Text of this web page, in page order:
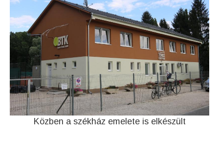
Közben a székház emelete is elkészült